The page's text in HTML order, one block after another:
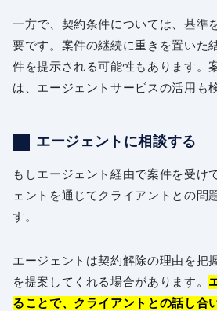
一方で、契約条件については、基準
要です。案件の継続に重きを置いた
件を提示される可能性もあります。
は、エージェントサービスの活用も
エージェントに相談する
もしエージェント経由で案件を受け
ェントを通じてクライアントとの問
す。
エージェントは契約解除の理由を把
を提案してくれる場合があります。
ることで、クライアントとの話し合